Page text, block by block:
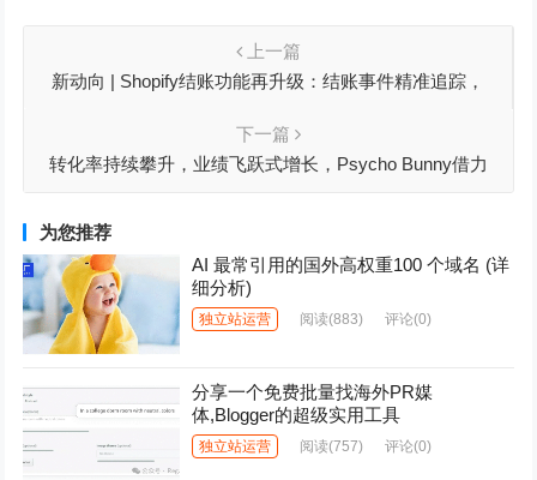
上一篇
新动向 | Shopify结账功能再升级：结账事件精准追踪，
下一篇
转化率持续攀升，业绩飞跃式增长，Psycho Bunny借力
为您推荐
AI 最常引用的国外高权重100 个域名 (详
细分析)
独立站运营 阅读(883) 评论(0)
分享一个免费批量找海外PR媒
体,Blogger的超级实用工具
独立站运营 阅读(757) 评论(0)